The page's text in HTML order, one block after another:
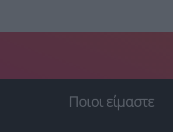
Ποιοι είμαστε